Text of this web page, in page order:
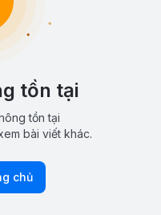
tồn tại
tồn tại
bài viết khác.
chủ